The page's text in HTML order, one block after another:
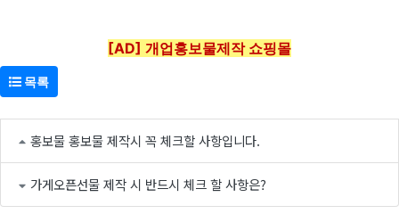
[AD] 개업홍보물제작 쇼핑몰
목록
홍보물 홍보물 제작시 꼭 체크할 사항입니다.
가게오픈선물 제작 시 반드시 체크 할 사항은?